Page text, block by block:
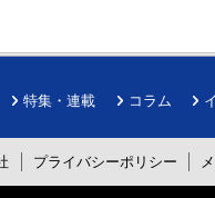
特集・連載 コラム
プライバシーポリシー